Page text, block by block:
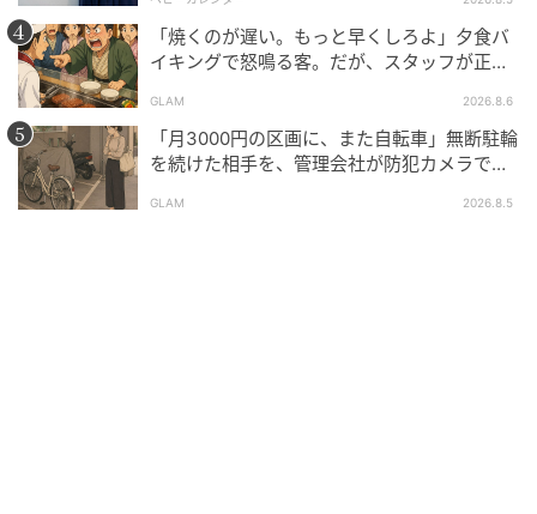
「焼くのが遅い。もっと早くしろよ」夕食バ
イキングで怒鳴る客。だが、スタッフが正論
GLAM 2026.8.6
「月3000円の区画に、また自転車」無断駐輪
を続けた相手を、管理会社が防犯カメラで特
GLAM 2026.8.5